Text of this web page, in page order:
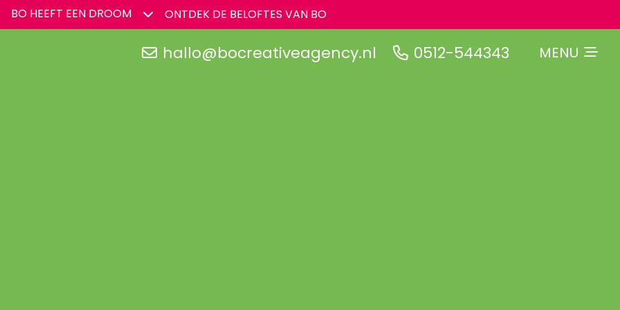
BO HEEFT EEN DROOM ONTDEK DE BELOFTES VAN BO
hallo@bocreativeagency.nl 0512-544343